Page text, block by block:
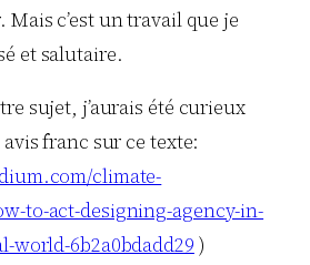
c’est un travail que je
et salutaire.
sujet, j’aurais été curieux
avis franc sur ce texte:
climate-
to-act-designing-agency-in-
world-6b2a0bdadd29 )